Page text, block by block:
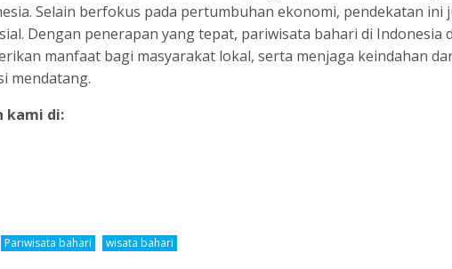
Selain berfokus pada pertumbuhan ekonomi, pendekatan ini
Dengan penerapan yang tepat, pariwisata bahari di Indonesia
manfaat bagi masyarakat lokal, serta menjaga keindahan
mendatang.
kami di:
Pariwisata bahari wisata bahari